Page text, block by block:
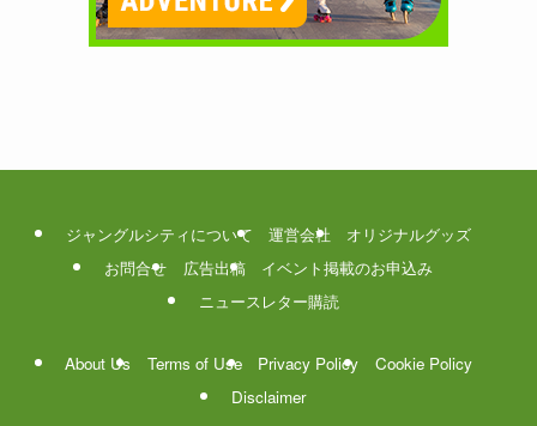
ジャングルシティについて 運営会社
オリジナルグッズ
お問合せ
広告出稿
イベント掲載のお申込み
ニュースレター購読
About Us Terms of Use Privacy Policy
Cookie Policy
Disclaimer